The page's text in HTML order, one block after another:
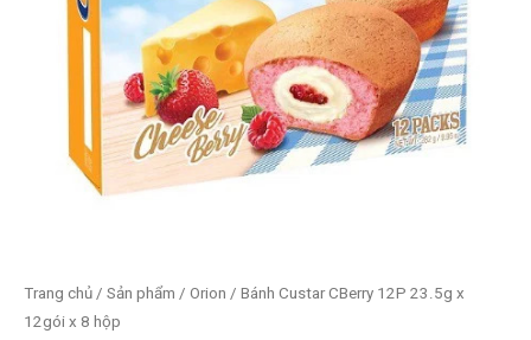
Trang chủ / Sản phẩm / Orion / Bánh Custar CBerry 12P 23.5g x
12gói x 8 hộp